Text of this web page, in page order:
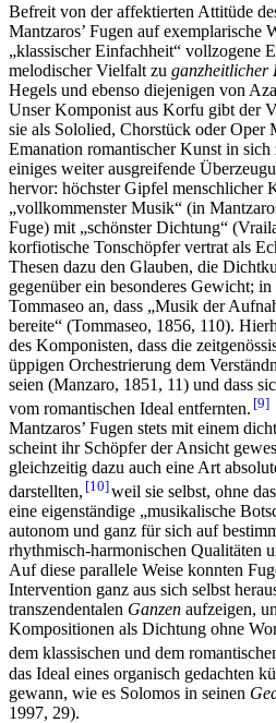
Befreit von der affektierten Attitüde
Mantzaros’ Fugen auf exemplarische
„klassischer Einfachheit“ vollzogene
melodischer Vielfalt zu ganzheitlicher
Hegels und ebenso diejenigen von
Unser Komponist aus Korfu gibt der
sie als Sololied, Chorstück oder Oper
Emanation romantischer Kunst in
einiges weiter ausgreifende
hervor: höchster Gipfel menschlicher
„vollkommenster Musik“ (in
Fuge) mit „schönster Dichtung“
korfiotische Tonschöpfer vertrat als
Thesen dazu den Glauben, die
gegenüber ein besonderes Gewicht;
Tommaseo an, dass „Musik der
bereite“ (Tommaseo, 1856, 110).
des Komponisten, dass die
üppigen Orchestrierung dem
seien (Manzaro, 1851, 11) und dass
vom romantischen Ideal entfernten. 9
Mantzaros’ Fugen stets mit einem
scheint ihr Schöpfer der Ansicht
gleichzeitig dazu auch eine Art
darstellten, 10 weil sie selbst, ohne
eine eigenständige „musikalische
autonom und ganz für sich auf
rhythmisch-harmonischen Qualitäten
Auf diese parallele Weise konnten
Intervention ganz aus sich selbst
transzendentalen Ganzen aufzeigen,
Kompositionen als Dichtung ohne
dem klassischen und dem
das Ideal eines organisch gedachten
gewann, wie es Solomos in seinen
1997, 29).